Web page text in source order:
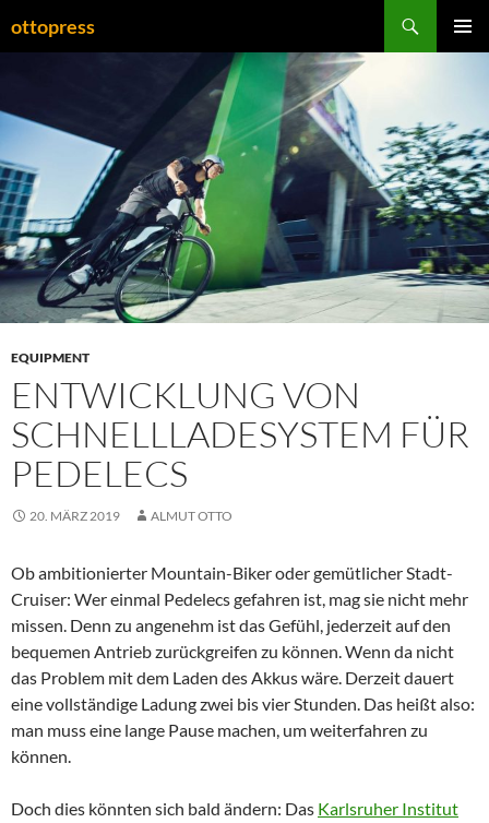
Inhalt
ottopress
EQUIPMENT
ENTWICKLUNG VON
SCHNELLLADESYSTEM FÜR
PEDELECS
20. MÄRZ 2019 ALMUT OTTO
Ob ambitionierter Mountain-Biker oder gemütlicher Stadt-
Cruiser: Wer einmal Pedelecs gefahren ist, mag sie nicht mehr
missen. Denn zu angenehm ist das Gefühl, jederzeit auf den
bequemen Antrieb zurückgreifen zu können. Wenn da nicht
das Problem mit dem Laden des Akkus wäre. Derzeit dauert
eine vollständige Ladung zwei bis vier Stunden. Das heißt also:
man muss eine lange Pause machen, um weiterfahren zu
können.
Doch dies könnten sich bald ändern: Das Karlsruher Institut